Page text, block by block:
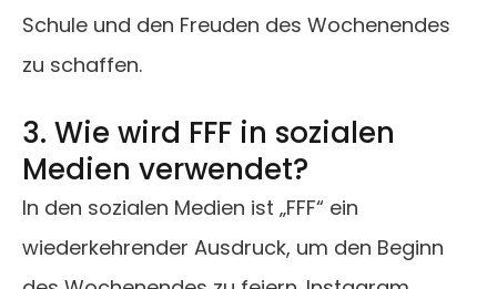
Schule und den Freuden des Wochenendes
zu schaffen.
3. Wie wird FFF in sozialen
Medien verwendet?
In den sozialen Medien ist „FFF“ ein
wiederkehrender Ausdruck, um den Beginn